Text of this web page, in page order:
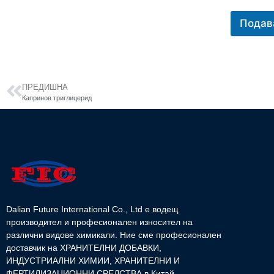
ПРЕДИШНА
Капринов триглицерид
Dalian Future International Co., Ltd е водещ
производител и професионален износител на
различни видове химикали. Ние сме професионален
доставчик на ХРАНИТЕЛНИ ДОБАВКИ,
ИНДУСТРИАЛНИ ХИМИИ, ХРАНИТЕЛНИ И